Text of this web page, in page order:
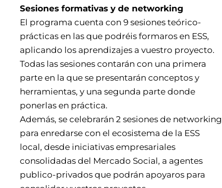
Sesiones formativas y de networking
El programa cuenta con 9 sesiones teórico-
prácticas en las que podréis formaros en ESS,
aplicando los aprendizajes a vuestro proyecto.
Todas las sesiones contarán con una primera
parte en la que se presentarán conceptos y
herramientas, y una segunda parte donde
ponerlas en práctica.
Además, se celebrarán 2 sesiones de networking
para enredarse con el ecosistema de la ESS
local, desde iniciativas empresariales
consolidadas del Mercado Social, a agentes
publico-privados que podrán apoyaros para